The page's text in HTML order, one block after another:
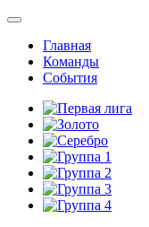
Главная
Команды
События